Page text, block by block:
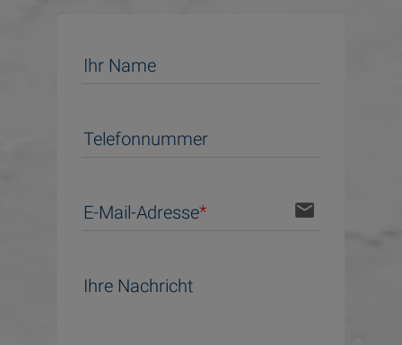
Ihr Name
Telefonnummer
E-Mail-Adresse email
Ihre Nachricht